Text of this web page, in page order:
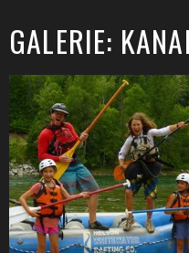
GALERIE: